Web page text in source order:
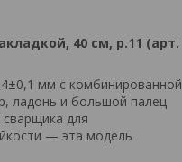
40 см, р.11 (арт.
мм с комбинированной
ладонь и большой палец
для
— эта модель